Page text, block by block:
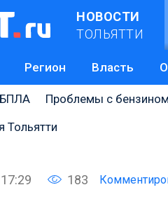
НОВОСТИ
ТОЛЬЯТТИ
Регион Власть
Проблемы с бензином
Тольятти
183